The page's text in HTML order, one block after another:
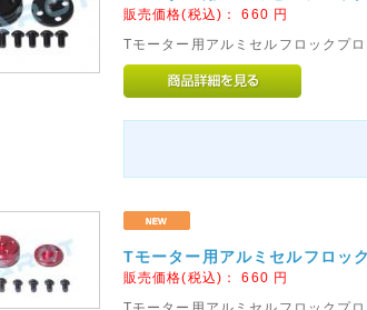
販売価格(税込)：660 円
Tモーター用アルミセルフロックプ
Tモーター用アルミセルフロッ
販売価格(税込)：660 円